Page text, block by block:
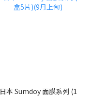
日本 Sumdoy 面膜系列 (1